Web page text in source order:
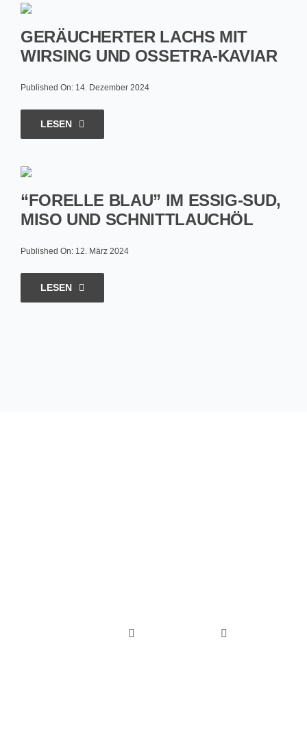
GERÄUCHERTER LACHS MIT
WIRSING UND OSSETRA-KAVIAR
Published On: 14. Dezember 2024
LESEN
“FORELLE BLAU” IM ESSIG-SUD,
MISO UND SCHNITTLAUCHÖL
Published On: 12. März 2024
LESEN
Toggle
Toggle